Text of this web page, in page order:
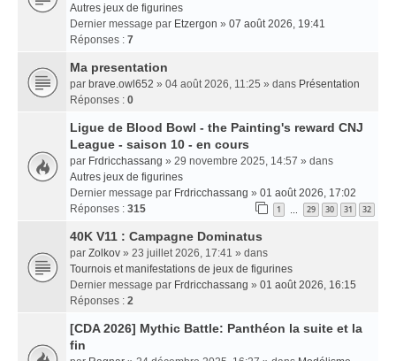
Autres jeux de figurines
Dernier message par Etzergon » 07 août 2026, 19:41
Réponses : 7
Ma presentation
par brave.owl652 » 04 août 2026, 11:25 » dans Présentation
Réponses : 0
Ligue de Blood Bowl - the Painting's reward CNJ
League - saison 10 - en cours
par Frdricchassang » 29 novembre 2025, 14:57 » dans
Autres jeux de figurines
Dernier message par Frdricchassang » 01 août 2026, 17:02
Réponses : 315 1 29 30 31 32
40K V11 : Campagne Dominatus
par Zolkov » 23 juillet 2026, 17:41 » dans
Tournois et manifestations de jeux de figurines
Dernier message par Frdricchassang » 01 août 2026, 16:15
Réponses : 2
[CDA 2026] Mythic Battle: Panthéon la suite et la
fin